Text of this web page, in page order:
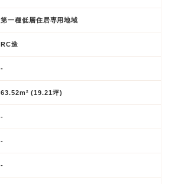
第一種低層住居専用地域
RC造
-
63.52m² (19.21坪)
-
-
-